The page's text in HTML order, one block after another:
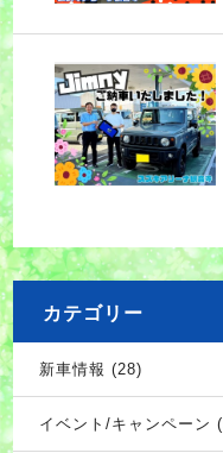
カテゴリー
新車情報 (28)
イベント/キャンペーン